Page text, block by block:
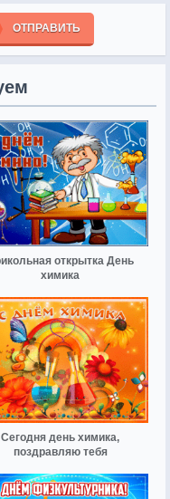
ОТПРАВИТЬ
открытка День
химика
Сегодня день химика,
поздравляю тебя